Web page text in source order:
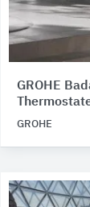
GROHE
GROHE